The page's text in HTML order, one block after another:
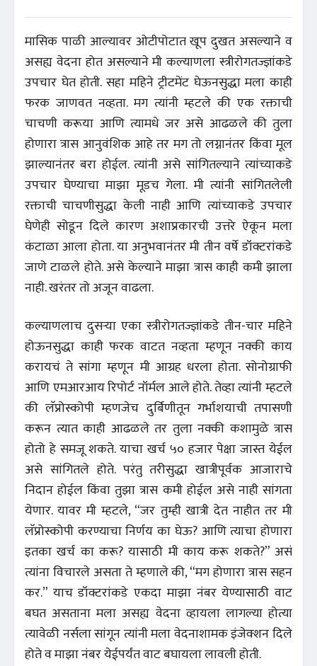
मासिक पाळी आल्यावर ओटीपोटात खूप दुखत असल्याने व
असह्य वेदना होत असल्याने मी कल्याणला स्त्रीरोगतज्ज्ञांकडे
उपचार घेत होती. सहा महिने ट्रीटमेंट घेऊनसुद्धा मला काही
फरक जाणवत नव्हता. मग त्यांनी म्हटले की एक रक्ताची
चाचणी करूया आणि त्यामधे जर असे आढळले की तुला
होणारा त्रास आनुवंशिक आहे तर मग तो लग्नानंतर किंवा मूल
झाल्यानंतर बरा होईल. त्यांनी असे सांगितल्याने त्यांच्याकडे
उपचार घेण्याचा माझा मूडच गेला. मी त्यांनी सांगितलेली
रक्ताची चाचणीसुद्धा केली नाही आणि त्यांच्याकडे उपचार
घेणेही सोडून दिले कारण अशाप्रकारची उत्तरे ऐकून मला
कंटाळा आला होता. या अनुभवानंतर मी तीन वर्षे डॉक्टरांकडे
जाणे टाळले होते. असे केल्याने माझा त्रास काही कमी झाला
नाही. खरंतर तो अजून वाढला.
कल्याणलाच दुसर्‍या एका स्त्रीरोगतज्ज्ञांकडे तीन-चार महिने
होऊनसुद्धा काही फरक वाटत नव्हता म्हणून नक्की काय
करायचं ते सांगा म्हणून मी आग्रह धरला होता. सोनोग्राफी
आणि एमआरआय रिपोर्ट नॉर्मल आले होते. तेव्हा त्यांनी म्हटले
की लॅप्रोस्कोपी म्हणजेच दुर्बिणीतून गर्भाशयाची तपासणी
करून त्यात काही आढळले तर तुला नक्की कशामुळे त्रास
होतो हे समजू शकते. याचा खर्च ५० हजार पेक्षा जास्त येईल
असे सांगितले होते. परंतु तरीसुद्धा खात्रीपूर्वक आजाराचे
निदान होईल किंवा तुझा त्रास कमी होईल असे नाही सांगता
येणार. यावर मी म्हटले, “जर तुम्ही खात्री देत नाहीत तर मी
लॅप्रोस्कोपी करण्याचा निर्णय का घेऊ? आणि त्याचा होणारा
इतका खर्च का करू? यासाठी मी काय करू शकते?” असं
त्यांना विचारले असता ते म्हणाले की, “मग होणारा त्रास सहन
कर.” याच डॉक्टरांकडे एकदा माझा नंबर येण्यासाठी वाट
बघत असताना मला असह्य वेदना व्हायला लागल्या होत्या
त्यावेळी नर्सला सांगून त्यांनी मला वेदनाशामक इंजेक्शन दिले
होते व माझा नंबर येईपर्यंत वाट बघायला लावली होती.